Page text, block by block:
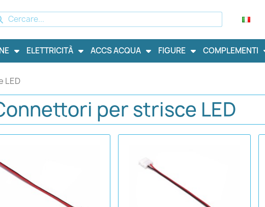
ELETTRICITÀ ACCS ACQUA FIGURE COMPLEMENTI
LED
per strisce LED